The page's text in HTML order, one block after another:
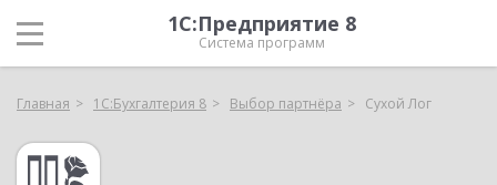
1С:Предприятие 8
Система программ
Главная 1С:Бухгалтерия 8 Выбор партнёра Сухой Лог